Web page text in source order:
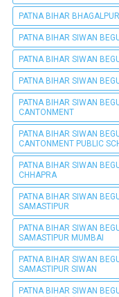
PATNA BIHAR
PATNA BIHAR SIWAN
PATNA BIHAR SIWAN
PATNA BIHAR SIWAN
PATNA BIHAR SIWAN
CANTONMENT
PATNA BIHAR SIWAN
CANTONMENT PUBLIC
PATNA BIHAR SIWAN
CHHAPRA
PATNA BIHAR SIWAN
SAMASTIPUR
PATNA BIHAR SIWAN
SAMASTIPUR MUMBAI
PATNA BIHAR SIWAN
SAMASTIPUR SIWAN
PATNA BIHAR SIWAN